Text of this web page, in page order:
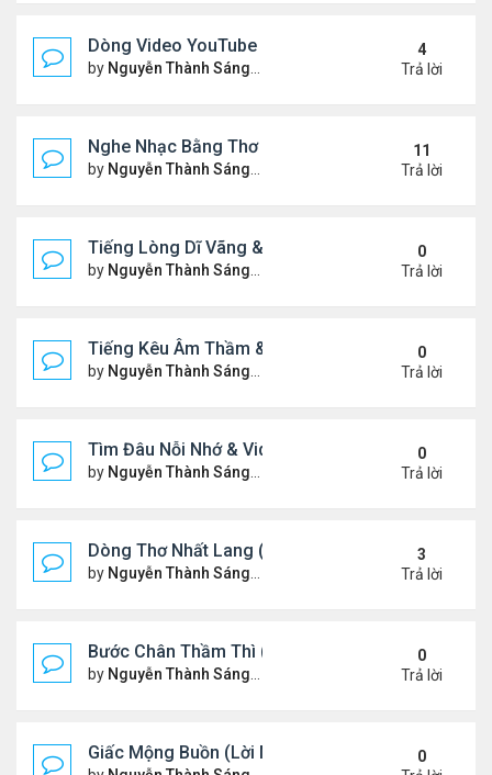
Dòng Video YouTube "Bài Thơ" - Nghe Nhạc Bằng
by Nguyễn Thành Sáng Thứ 2 Tháng 3 17, 2025 2:37
4
Trả lời
Nghe Nhạc Bằng Thơ - Video Đọc Thơ - Thơ Hay
by Nguyễn Thành Sáng Chủ nhật Tháng 2 23, 2025
11
Trả lời
Tiếng Lòng Dĩ Vãng & Video YouTube Ngâm Nga
by Nguyễn Thành Sáng Thứ 6 Tháng 2 14, 2025 10:11
0
Trả lời
Tiếng Kêu Âm Thầm & Video YouTube Ngâm Nga
by Nguyễn Thành Sáng Thứ 4 Tháng 2 12, 2025 7:59
0
Trả lời
Tìm Đâu Nỗi Nhớ & Video YouTube Ngâm Nga Bài
by Nguyễn Thành Sáng Chủ nhật Tháng 2 09, 2025
0
Trả lời
Dòng Thơ Nhất Lang (Nguyễn Thành Sáng) - 1
by Nguyễn Thành Sáng Thứ 7 Tháng 2 01, 2025 10:34
3
Trả lời
Bước Chân Thầm Thì (Video YouTube Ngâm Nga
by Nguyễn Thành Sáng Thứ 5 Tháng 1 30, 2025 8:48
0
Trả lời
Giấc Mộng Buồn (Lời Ngỏ & Video Ngâm Nga Thơ
0